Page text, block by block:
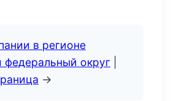
в регионе
федеральный округ
→